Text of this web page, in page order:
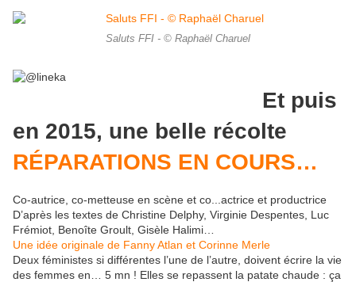
Saluts FFI - © Raphaël Charuel
Et puis
en 2015, une belle récolte
RÉPARATIONS EN COURS…
Co-autrice, co-metteuse en scène et co...actrice et productrice
D’après les textes de Christine Delphy, Virginie Despentes, Luc
Frémiot, Benoîte Groult, Gisèle Halimi…
Une idée originale de Fanny Atlan et Corinne Merle
Deux féministes si différentes l’une de l’autre, doivent écrire la vie
des femmes en… 5 mn ! Elles se repassent la patate chaude : ça